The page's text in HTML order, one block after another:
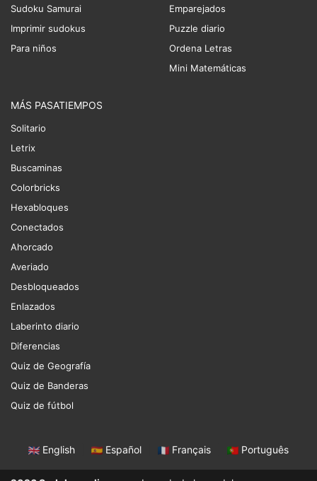
Sudoku Samurai
Imprimir sudokus
Para niños
Emparejados
Puzzle diario
Ordena Letras
Mini Matemáticas
MÁS PASATIEMPOS
Solitario
Letrix
Buscaminas
Colorbricks
Hexabloques
Conectados
Ahorcado
Averiado
Desbloqueados
Enlazados
Laberinto diario
Diferencias
Quiz de Geografía
Quiz de Banderas
Quiz de fútbol
English Español Français Português